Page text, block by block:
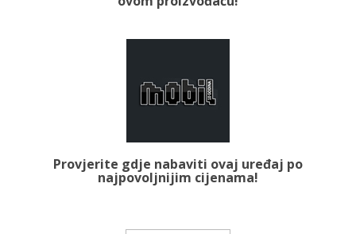
Provjerite gdje nabaviti ovaj uređaj po
najpovoljnijim cijenama!